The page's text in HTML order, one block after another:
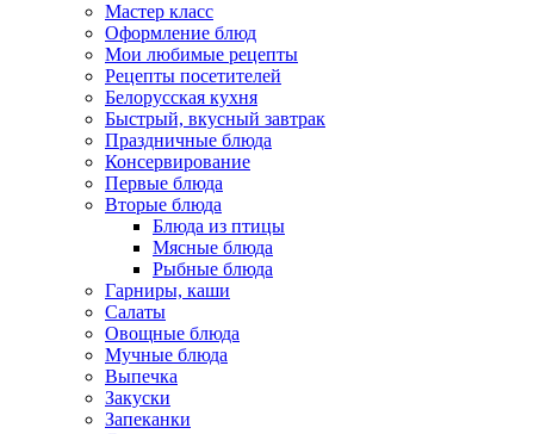
Мастер класс
Оформление блюд
Мои любимые рецепты
Рецепты посетителей
Белорусская кухня
Быстрый, вкусный завтрак
Праздничные блюда
Консервирование
Первые блюда
Вторые блюда
Блюда из птицы
Мясные блюда
Рыбные блюда
Гарниры, каши
Салаты
Овощные блюда
Мучные блюда
Выпечка
Закуски
Запеканки